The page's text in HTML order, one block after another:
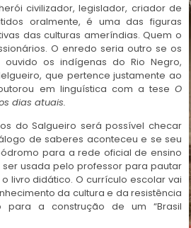
civilizador, legislador, criador de
oralmente, é uma das figuras
das culturas ameríndias. Quem o
O enredo seria outro se os
ouvido os indígenas do Rio Negro,
que pertence justamente ao
em linguística com a tese O
dias atuais.
do Salgueiro será possível checar
de saberes aconteceu e se seu
para a rede oficial de ensino
usada pelo professor para pautar
livro didático. O currículo escolar vai
da cultura e da resistência
para a construção de um “Brasil